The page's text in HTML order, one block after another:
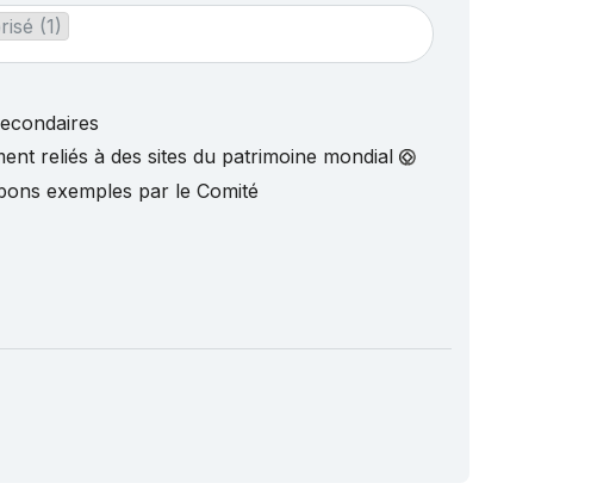
(1)
reliés à des sites du patrimoine mondial
exemples par le Comité